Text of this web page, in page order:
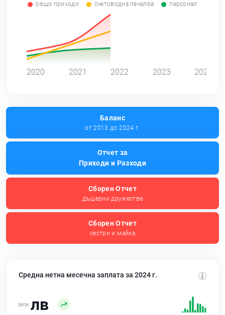
общо приходи счетоводна печалба персонал
2020 2021 2022 2023 2024
Баланс
от 2013 до 2024 г.
Отчет за
Приходи и Разходи
Сборен Отчет
дъщерни дружества
Сборен Отчет
сестри и майка
Средна нетна месечна заплата за 2024 г.
лв